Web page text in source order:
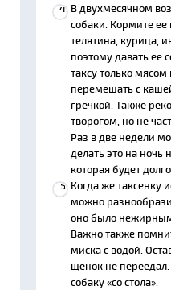
В двухмесячном
собаки. Кормите
телятина, курица,
поэтому давать ее
таксу только
перемешать с
гречкой. Также
творогом, но не
Раз в две недели
делать это на ночь
которая будет
Когда же таксенку
можно
оно было
Важно также
миска с водой.
щенок не
собаку «со стола».